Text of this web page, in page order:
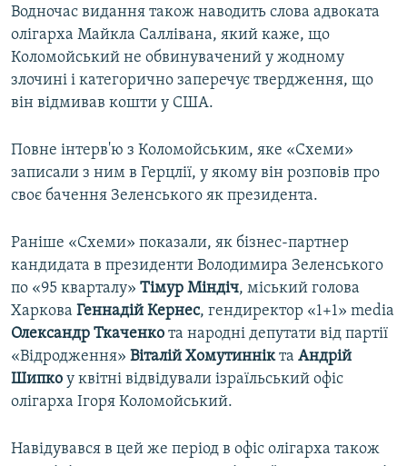
Водночас видання також наводить слова адвоката
олігарха Майкла Саллівана, який каже, що
Коломойський не обвинувачений у жодному
злочині і категорично заперечує твердження, що
він відмивав кошти у США.
Повне інтерв'ю з Коломойським, яке «Схеми»
записали з ним в Герцлії, у якому він розповів про
своє бачення Зеленського як президента.
Раніше «Схеми» показали, як бізнес-партнер
кандидата в президенти Володимира Зеленського
по «95 кварталу» Тімур Міндіч, міський голова
Харкова Геннадій Кернес, гендиректор «1+1» media
Олександр Ткаченко та народні депутати від партії
«Відродження» Віталій Хомутиннікта Андрій
Шипко у квітні відвідували ізраїльський офіс
олігарха Ігоря Коломойський.
Навідувався в цей же період в офіс олігарха також